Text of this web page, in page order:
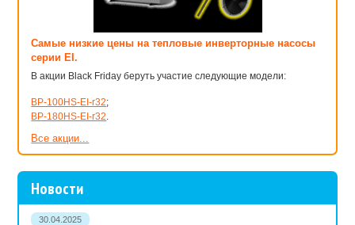
Самые низкие цены на тепловые инверторные насосы
серии EI.
В акции Black Friday беруть участие следующие модели:
BP-100HS-EI-r32;
BP-180HS-EI-r32.
Все акции...
Новости
30.04.2025